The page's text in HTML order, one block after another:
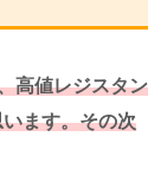
高値レジスタン
ます。その次